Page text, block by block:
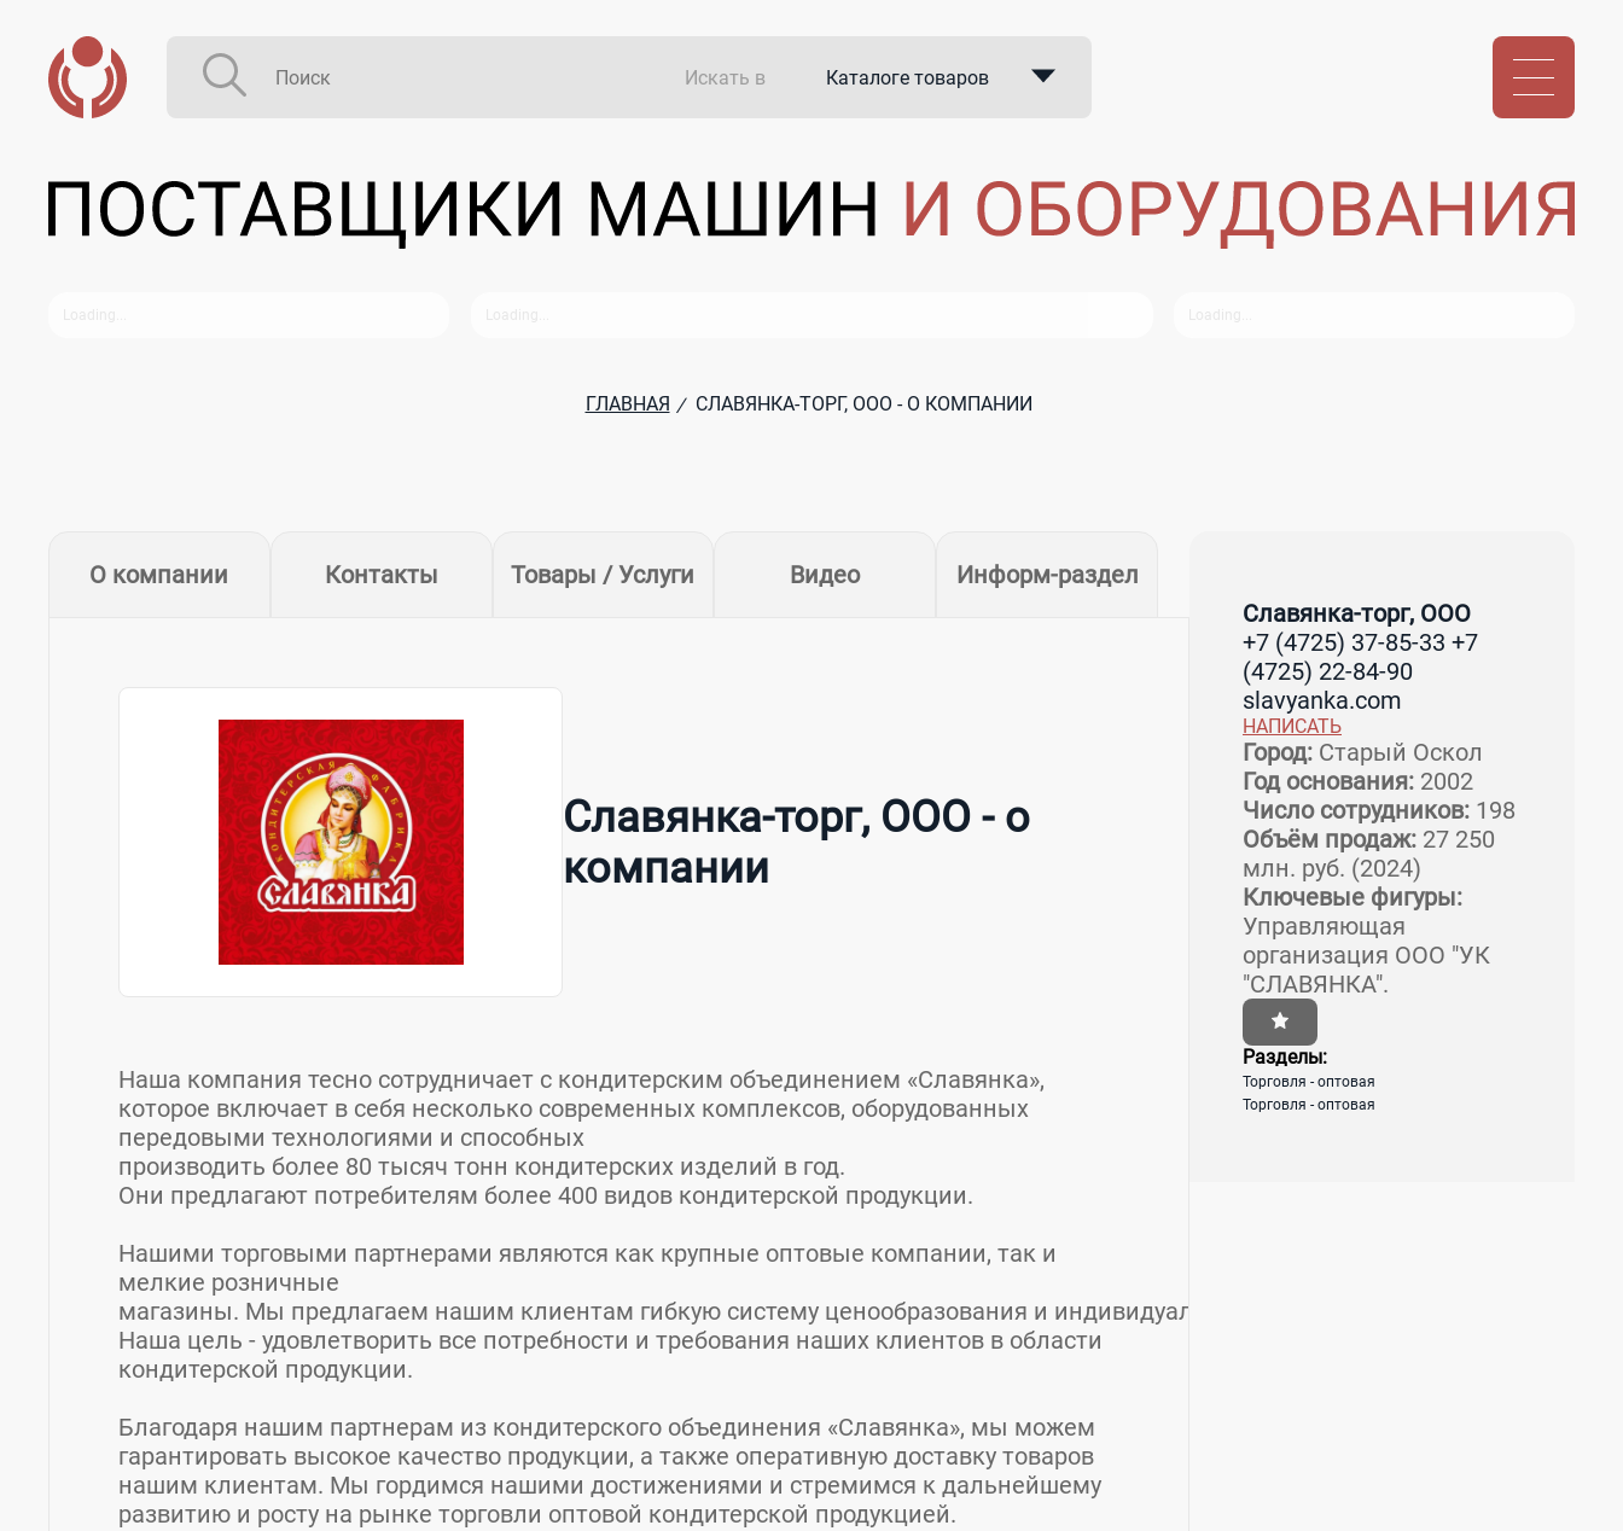
Искать в Каталоге товаров
В закупках
ГЛАВНАЯ / СЛАВЯНКА-ТОРГ, ООО - О КОМПАНИИ
О компании Контакты Товары / Услуги Видео Информ-раздел
Славянка-торг, ООО - о
компании
Наша компания тесно сотрудничает с кондитерским объединением «Славянка»,
которое включает в себя несколько современных комплексов, оборудованных
передовыми технологиями и способных
производить более 80 тысяч тонн кондитерских изделий в год.
Они предлагают потребителям более 400 видов кондитерской продукции.
Нашими торговыми партнерами являются как крупные оптовые компании, так и
мелкие розничные
магазины. Мы предлагаем нашим клиентам гибкую систему ценообразования и индивидуальный подход к каждому заказу.
Наша цель - удовлетворить все потребности и требования наших клиентов в области
кондитерской продукции.
Благодаря нашим партнерам из кондитерского объединения «Славянка», мы можем
гарантировать высокое качество продукции, а также оперативную доставку товаров
нашим клиентам. Мы гордимся нашими достижениями и стремимся к дальнейшему
развитию и росту на рынке торговли оптовой кондитерской продукцией.
Славянка-торг, ООО
+7 (4725) 37-85-33 +7
(4725) 22-84-90
slavyanka.com
НАПИСАТЬ
Город: Старый Оскол
Год основания: 2002
Число сотрудников: 198
Объём продаж: 27 250
млн. руб. (2024)
Ключевые фигуры:
Управляющая
организация ООО "УК
"СЛАВЯНКА".
Разделы:
Торговля - оптовая
Торговля - оптовая